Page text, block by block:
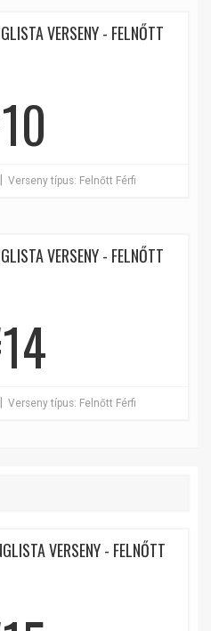
VERSENY - FELNŐTT
Verseny típus: Felnőtt Férfi
VERSENY - FELNŐTT
Verseny típus: Felnőtt Férfi
VERSENY - FELNŐTT